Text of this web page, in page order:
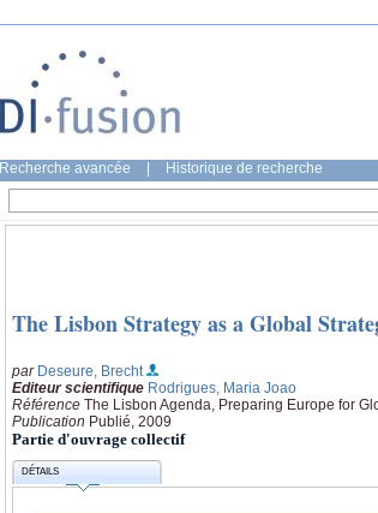
Recherche avancée Historique de recherche
The Lisbon Strategy as a Global
par Deseure, Brecht
Editeur scientifique Rodrigues, Maria Joao
Référence The Lisbon Agenda, Preparing Europe for
Publication Publié, 2009
Partie d'ouvrage collectif
DÉTAILS